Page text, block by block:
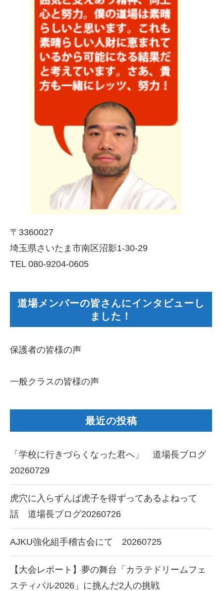
〒3360027
埼玉県さいたま市南区沼影1-30-29
TEL 080-9204-0605
道場メンバーの皆さんにインタビューし
ました！
保護者の皆様の声
一般クラスの皆様の声
最近の投稿
「学校に行きづらくなった君へ」 道場長ブログ
20260729
虎穴に入らずんば虎子を得ずってあるよねって
話 道場長ブログ20260726
AJKU強化組手稽古会にて 20260725
【大会レポート】夢の舞台「カラテドリームフェ
スティバル2026」に挑んだ2人の挑戦